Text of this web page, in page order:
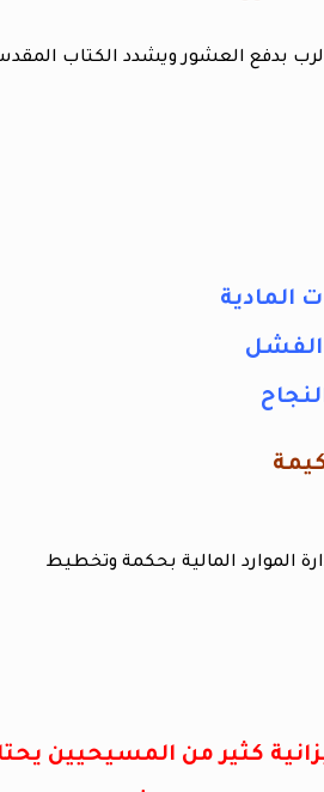
بدفع العشور ويشدد الكتاب
الموارد المالية بحكمة وتخطيط
كثير من المسيحيين